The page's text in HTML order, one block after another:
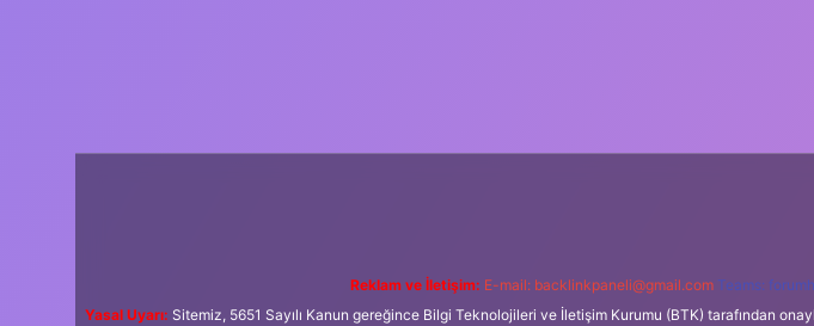
Reklam ve İletişim: E-mail: backlinkpaneli@gmail.com Teams:
Yasal Uyarı: Sitemiz, 5651 Sayılı Kanun gereğince Bilgi Teknolojileri ve İletişim Kurumu (BTK) tarafından